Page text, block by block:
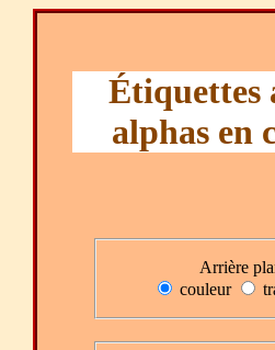
Étiquettes
alphas en
Arrière
couleur